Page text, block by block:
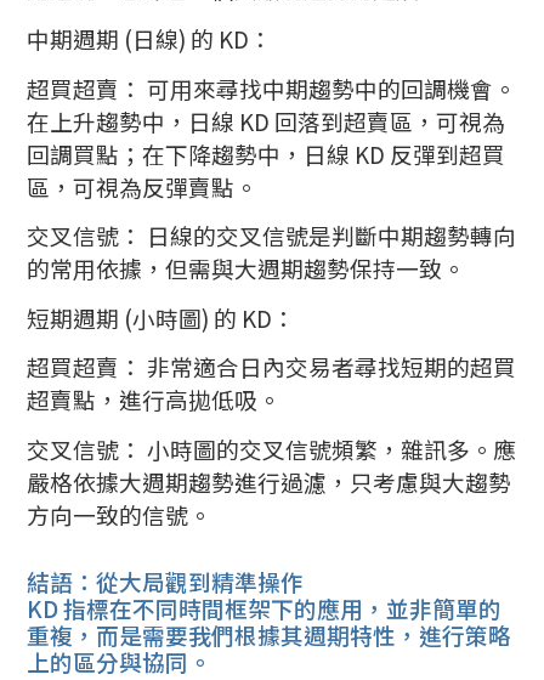
中期週期 (日線) 的 KD：
超買超賣： 可用來尋找中期趨勢中的回調機會。
在上升趨勢中，日線 KD 回落到超賣區，可視為
回調買點；在下降趨勢中，日線 KD 反彈到超買
區，可視為反彈賣點。
交叉信號： 日線的交叉信號是判斷中期趨勢轉向
的常用依據，但需與大週期趨勢保持一致。
短期週期 (小時圖) 的 KD：
超買超賣： 非常適合日內交易者尋找短期的超買
超賣點，進行高拋低吸。
交叉信號： 小時圖的交叉信號頻繁，雜訊多。應
嚴格依據大週期趨勢進行過濾，只考慮與大趨勢
方向一致的信號。
結語：從大局觀到精準操作
KD 指標在不同時間框架下的應用，並非簡單的
重複，而是需要我們根據其週期特性，進行策略
上的區分與協同。